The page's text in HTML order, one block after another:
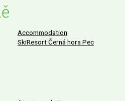
Accommodation
SkiResort Černá hora Pec